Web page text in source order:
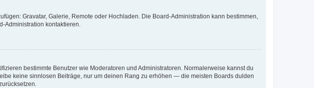
Gravatar, Galerie, Remote oder Hochladen. Die Board-Administration kann bestimmen,
Administration kontaktieren.
bestimmte Benutzer wie Moderatoren und Administratoren. Normalerweise kannst du
keine sinnlosen Beiträge, nur um deinen Rang zu erhöhen — die meisten Boards dulden